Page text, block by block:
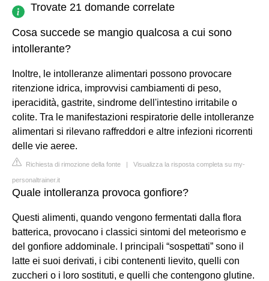
Trovate 21 domande correlate
Cosa succede se mangio qualcosa a cui sono
intollerante?
Inoltre, le intolleranze alimentari possono provocare
ritenzione idrica, improvvisi cambiamenti di peso,
iperacidità, gastrite, sindrome dell'intestino irritabile o
colite. Tra le manifestazioni respiratorie delle intolleranze
alimentari si rilevano raffreddori e altre infezioni ricorrenti
delle vie aeree.
Richiesta di rimozione della fonte | Visualizza la risposta completa su my-
personaltrainer.it
Quale intolleranza provoca gonfiore?
Questi alimenti, quando vengono fermentati dalla flora
batterica, provocano i classici sintomi del meteorismo e
del gonfiore addominale. I principali “sospettati” sono il
latte ei suoi derivati, i cibi contenenti lievito, quelli con
zuccheri o i loro sostituti, e quelli che contengono glutine.